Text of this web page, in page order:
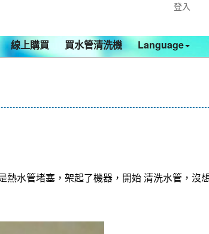
登入
線上購買 買水管清洗機 Language
水管堵塞，架起了機器，開始 清洗水管，沒